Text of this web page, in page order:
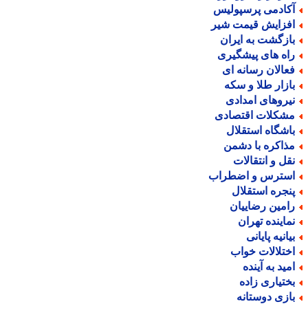
پرسپولیس
قیمت شیر
به ایران
های پیشگیری
رسانه ای
طلا و سکه
امدادی
اقتصادی
استقلال
با دشمن
و انتقالات
و اضطراب
استقلال
رضاییان
تهران
پایانی
خواب
به آینده
زاده
دوستانه